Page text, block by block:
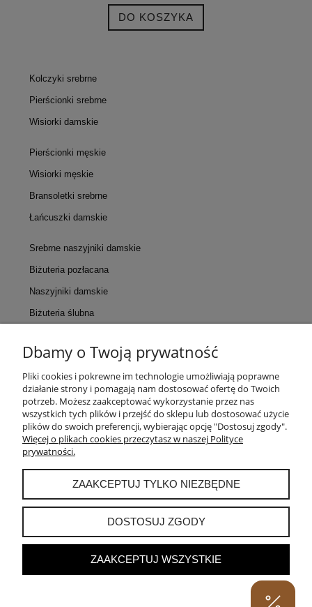
DO KOSZYKA
Kolczyki srebrne
Pierścionki srebrne
Wisiorki damskie
Pierścionki męskie
Wisiorki męskie
Bransoletki srebrne
Łańcuszki damskie
Srebrne naszyjniki damskie
Biżuteria pozłacana
Naszyjniki damskie
Biżuteria ślubna
KONTAKT
POMOC
MOJE KONTO
PŁATNOŚCI I DOSTAWA
INFORMACJE
Dbamy o Twoją prywatność
Pliki cookies i pokrewne im technologie umożliwiają poprawne
działanie strony i pomagają nam dostosować ofertę do Twoich
potrzeb. Możesz zaakceptować wykorzystanie przez nas
wszystkich tych plików i przejść do sklepu lub dostosować użycie
plików do swoich preferencji, wybierając opcję "Dostosuj zgody".
Więcej o plikach cookies przeczytasz w naszej Polityce
prywatności.
ZAAKCEPTUJ TYLKO NIEZBĘDNE
DOSTOSUJ ZGODY
ZAAKCEPTUJ WSZYSTKIE